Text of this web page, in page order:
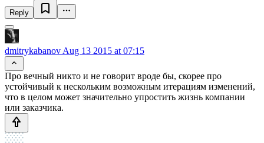
Reply
dmitrykabanov Aug 13 2015 at 07:15
Про вечный никто и не говорит вроде бы, скорее про
устойчивый к нескольким возможным итерациям изменений,
что в целом может значительно упростить жизнь компании
или заказчика.